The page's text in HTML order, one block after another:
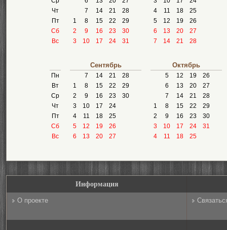
Чт
Пт
Сб
Вс
7
14 21
28
1
8 15 22
29
2
9 16 23
30
3
10 17 24 31
4
11 18
25
5
12 19
26
6
13 20
27
7
14 21 28
Пн
Вт
Ср
Чт
Пт
Сб
Вс
Сентябрь
7 14 21
28
1
8 15 22
29
2
9 16 23
30
3
10 17
24
4
11 18
25
5
12 19
26
6
13 20 27
Октябрь
5 12 19
26
6
13 20
27
7
14 21
28
1
8 15 22
29
2
9 16 23
30
3
10 17 24
31
4
11 18 25
Информация
О проекте